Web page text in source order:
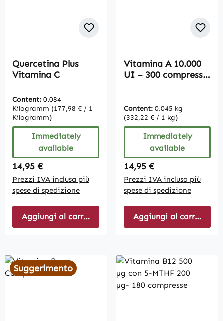
Quercetina Plus
Vitamina C
Content: 0.084
Kilogramm (177,98 € / 1
Kilogramm)
Immediately
available
Regular price:
14,95 €
Prezzi IVA inclusa più
spese di spedizione
Aggiungi al carrello
Vitamina A 10.000
UI – 300 compresse
Content: 0.045 kg
(332,22 € / 1 kg)
Immediately
available
Regular price:
14,95 €
Prezzi IVA inclusa più
spese di spedizione
Aggiungi al carrello
Suggerimento